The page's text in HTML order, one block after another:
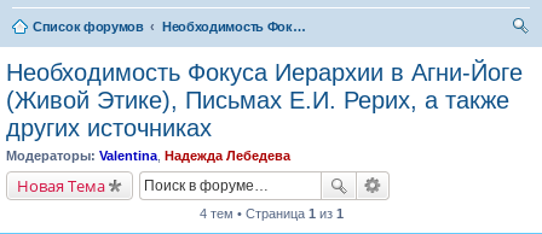
Список форумов
Необходимость Фокуса Иерархии в Агни-Йоге (Живой Этике), Письмах Е.И. Рерих, а также других источниках
ск
Необходимость Фокуса Иерархии в Агни-Йоге
(Живой Этике), Письмах Е.И. Рерих, а также
других источниках
Модераторы: Valentina Надежда Лебедева
Новая Тема
4 тем • Страница 1 из 1